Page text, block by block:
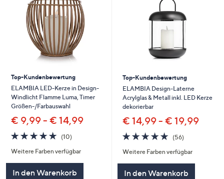
rechts,
anzuzeigen.
Top-Kundenbewertung
ELAMBIA LED-Kerze in Design-
Windlicht Flamme Luma, Timer
Größen-/Farbauswahl
€ 9,99 - € 14,99
5.0
von
5
(10)10
Weitere Farben verfügbar
In den Warenkorb
Top-Kundenbewertung
ELAMBIA Design-Laterne
Acrylglas & Metall inkl. LED Kerze
dekorierbar
€ 14,99 - € 19,99
4.9
von
5
(56)56
Weitere Farben verfügbar
In den Warenkorb